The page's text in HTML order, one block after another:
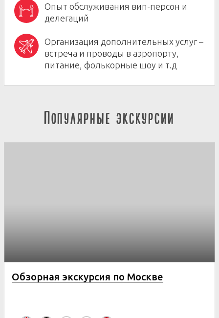
Опыт обслуживания вип-персон и
делегаций
Организация дополнительных услуг –
встреча и проводы в аэропорту,
питание, фолькорные шоу и т.д
Популярные экскурсии
Обзорная экскурсия по Москве